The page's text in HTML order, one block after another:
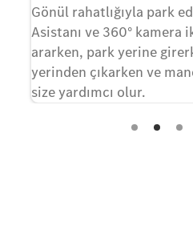
Gönül rahatlığıyla park
Asistanı ve 360° kamera
ararken, park yerine
yerinden çıkarken ve
size yardımcı olur.